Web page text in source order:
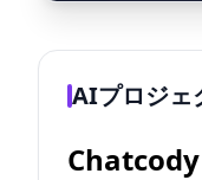
AIプロジェ